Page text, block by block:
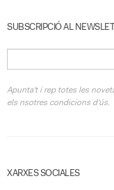
SUBSCRIPCIÓ AL
Apunta't i rep totes les
els nsotres condicions d'ús.
XARXES SOCIALES